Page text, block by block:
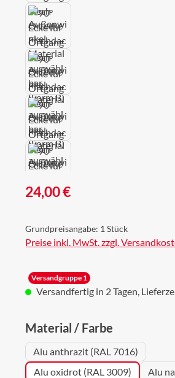
Regulärer Preis:
24,00 €
Grundpreisangabe: 1 Stück
Preise inkl. MwSt. zzgl.
Versandgruppe 1
Versandfertig in 2 Tagen,
Material / Farbe
Alu anthrazit (RAL 7016)
Alu oxidrot (RAL 3009)
Alu